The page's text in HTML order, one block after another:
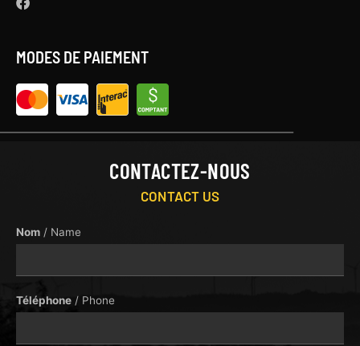
MODES DE PAIEMENT
CONTACTEZ-NOUS
CONTACT US
Nom / Name
Téléphone / Phone